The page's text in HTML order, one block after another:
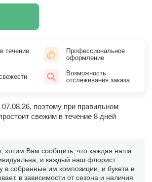
течение
Профессиональное
оформление
Возможность
отслеживания заказа
поэтому при правильном
свежим в течение 8 дней
хотим Вам сообщить, что каждая наша
и каждый наш флорист
в собранные им композиции, и букета в
в зависимости от сезона и наличия